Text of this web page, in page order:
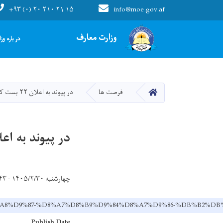
info@moe.gov.af +۹۳ (۰) ۲۰ ۲۱۰ ۲۱ ۱۵
وزارت معارف
Main navigation
در باره
صفحه اصلیفرصت ها در پیوند به اعلان ۲۲ بست کادر های تخنیکی نصاب تعلیمی
در پیوند به اعلان ۲۲ بست کادر های تخنیکی
چهارشنبه ۱۴۰۵/۲/۳۰ - ۹:۴۳
%D8%A7%D8%B9%D9%84%D8%A7%D9%86-